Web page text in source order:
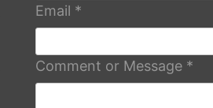
Email *
Comment or Message *